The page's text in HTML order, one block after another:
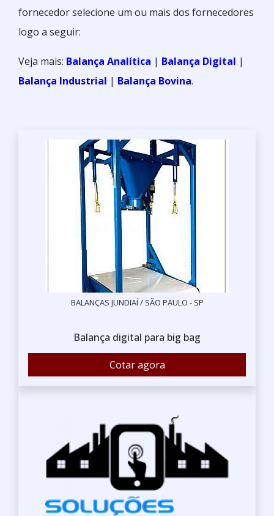
fornecedor selecione um ou mais dos fornecedores
logo a seguir:
Veja mais: Balança Analítica | Balança Digital |
Balança Industrial | Balança Bovina.
BALANÇAS JUNDIAÍ / SÃO PAULO - SP
Balança digital para big bag
Cotar agora